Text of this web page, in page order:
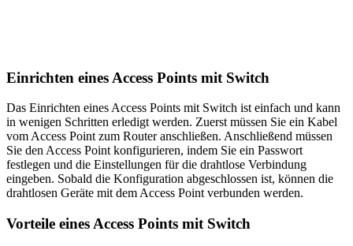
Einrichten eines Access Points mit Switch
Das Einrichten eines Access Points mit Switch ist einfach und kann
in wenigen Schritten erledigt werden. Zuerst müssen Sie ein Kabel
vom Access Point zum Router anschließen. Anschließend müssen
Sie den Access Point konfigurieren, indem Sie ein Passwort
festlegen und die Einstellungen für die drahtlose Verbindung
eingeben. Sobald die Konfiguration abgeschlossen ist, können die
drahtlosen Geräte mit dem Access Point verbunden werden.
Vorteile eines Access Points mit Switch